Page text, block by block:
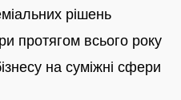
рішень
протягом всього року
на суміжні сфери